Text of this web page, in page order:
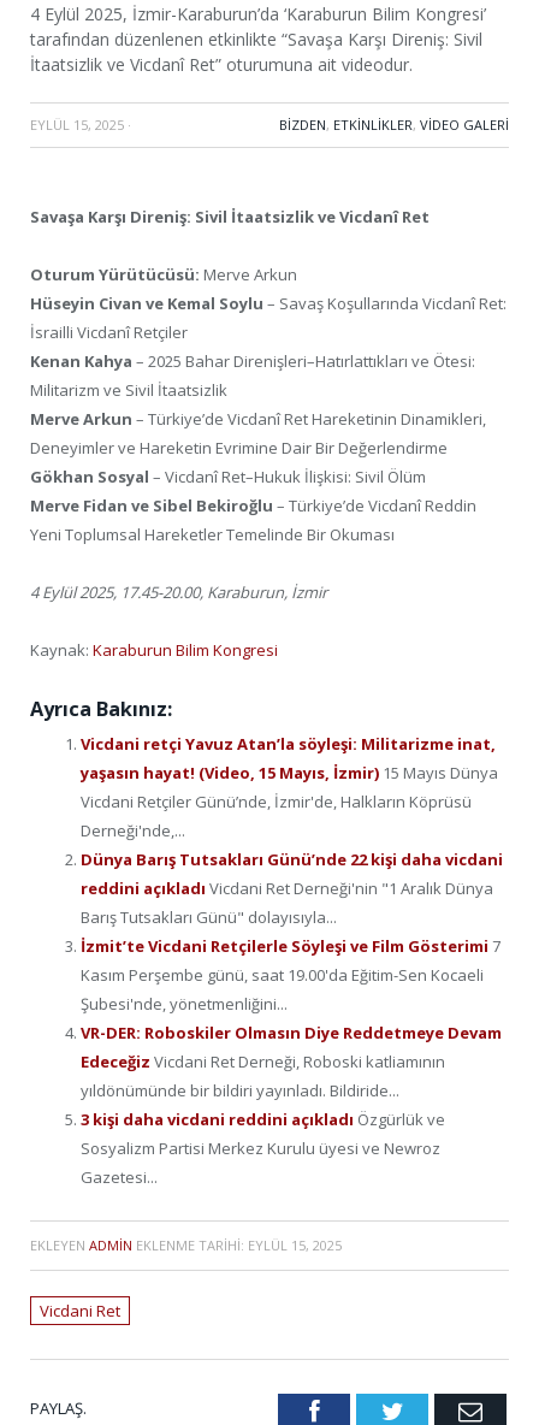
4 Eylül 2025, İzmir-Karaburun’da ‘Karaburun Bilim Kongresi’
tarafından düzenlenen etkinlikte “Savaşa Karşı Direniş: Sivil
İtaatsizlik ve Vicdanî Ret” oturumuna ait videodur.
EYLÜL 15, 2025 · BIZDEN, ETKINLIKLER, VIDEO GALERI
Savaşa Karşı Direniş: Sivil İtaatsizlik ve Vicdanî Ret
Oturum Yürütücüsü: Merve Arkun
Hüseyin Civan ve Kemal Soylu – Savaş Koşullarında Vicdanî Ret:
İsrailli Vicdanî Retçiler
Kenan Kahya – 2025 Bahar Direnişleri–Hatırlattıkları ve Ötesi:
Militarizm ve Sivil İtaatsizlik
Merve Arkun – Türkiye’de Vicdanî Ret Hareketinin Dinamikleri,
Deneyimler ve Hareketin Evrimine Dair Bir Değerlendirme
Gökhan Sosyal – Vicdanî Ret–Hukuk İlişkisi: Sivil Ölüm
Merve Fidan ve Sibel Bekiroğlu – Türkiye’de Vicdanî Reddin
Yeni Toplumsal Hareketler Temelinde Bir Okuması
4 Eylül 2025, 17.45-20.00, Karaburun, İzmir
Kaynak: Karaburun Bilim Kongresi
Ayrıca Bakınız:
Vicdani retçi Yavuz Atan’la söyleşi: Militarizme inat,
yaşasın hayat! (Video, 15 Mayıs, İzmir) 15 Mayıs Dünya
Vicdani Retçiler Günü’nde, İzmir'de, Halkların Köprüsü
Derneği'nde,...
Dünya Barış Tutsakları Günü’nde 22 kişi daha vicdani
reddini açıkladı Vicdani Ret Derneği'nin "1 Aralık Dünya
Barış Tutsakları Günü" dolayısıyla...
İzmit’te Vicdani Retçilerle Söyleşi ve Film Gösterimi 7
Kasım Perşembe günü, saat 19.00'da Eğitim-Sen Kocaeli
Şubesi'nde, yönetmenliğini...
VR-DER: Roboskiler Olmasın Diye Reddetmeye Devam
Edeceğiz Vicdani Ret Derneği, Roboski katliamının
yıldönümünde bir bildiri yayınladı. Bildiride...
3 kişi daha vicdani reddini açıkladı Özgürlük ve
Sosyalizm Partisi Merkez Kurulu üyesi ve Newroz
Gazetesi...
EKLEYEN ADMIN EKLENME TARIHI: EYLÜL 15, 2025
Vicdani Ret
PAYLAŞ. FacebookTwitter Email